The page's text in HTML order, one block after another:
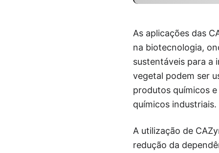
As aplicações das
na biotecnologia,
sustentáveis para a
vegetal podem ser
produtos químicos
químicos industriais.
A utilização de
redução da